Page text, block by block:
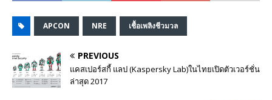
APCON NRE เชื้อเพลิงชีวมวล
PREVIOUS
แคสเปอร์สกี้ แลป (Kaspersky Lab)ในไทยเปิดตัวเวอร์ชั่น
ล่าสุด 2017